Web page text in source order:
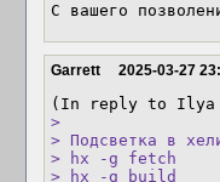
С вашего
Garrett 2025-03-27
(In reply to Ilya
>
> Подсветка в
> hx -g fetch
> hx -g build